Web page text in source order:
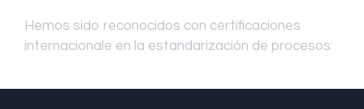
Hemos sido reconocidos con certificaciones
internacionale en la estandarización de procesos: